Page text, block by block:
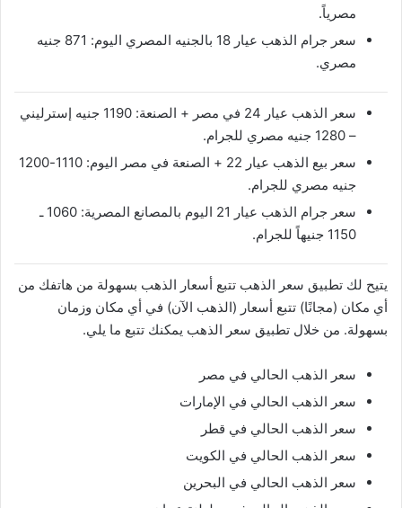
مصرياً.
سعر جرام الذهب عيار 18 بالجنيه المصري اليوم: 871 جنيه
مصري.
سعر الذهب عيار 24 في مصر + الصنعة: 1190 جنيه إسترليني
– 1280 جنيه مصري للجرام.
سعر بيع الذهب عيار 22 + الصنعة في مصر اليوم: 1110-1200
جنيه مصري للجرام.
سعر جرام الذهب عيار 21 اليوم بالمصانع المصرية: 1060 ـ
1150 جنيهاً للجرام.
يتيح لك تطبيق سعر الذهب تتبع أسعار الذهب بسهولة من هاتفك من
أي مكان (مجانًا) تتبع أسعار (الذهب الآن) في أي مكان وزمان
بسهولة. من خلال تطبيق سعر الذهب يمكنك تتبع ما يلي.
سعر الذهب الحالي في مصر
سعر الذهب الحالي في الإمارات
سعر الذهب الحالي في قطر
سعر الذهب الحالي في الكويت
سعر الذهب الحالي في البحرين